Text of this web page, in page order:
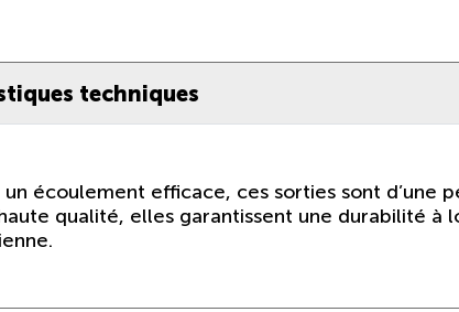
techniques
écoulement efficace, ces sorties sont d’une
qualité, elles garantissent une durabilité à